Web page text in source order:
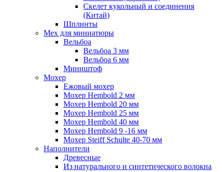
Скелет кукольный и соединения
(Китай)
Шплинты
Мех для миниатюры
Вельбоа
Вельбоа 3 мм
Вельбоа 6 мм
Миништоф
Мохер
Ежовый мохер
Мохер Hembold 2 мм
Мохер Hembold 20 мм
Мохер Hembold 25 мм
Мохер Hembold 40 мм
Мохер Hembold 9 -16 мм
Мохер Steiff Schulte 40-70 мм
Наполнители
Древесные
Из натурального и синтетического волокна